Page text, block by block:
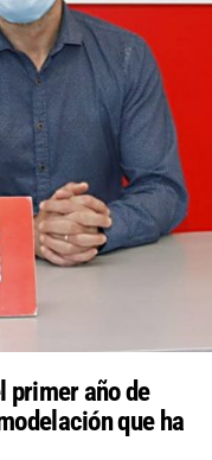
primer año de
que ha